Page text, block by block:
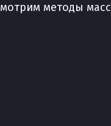
методы